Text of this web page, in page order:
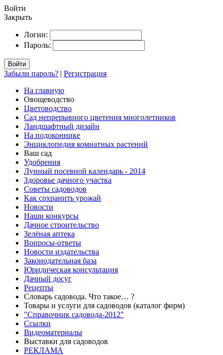
Войти
Закрыть
Логин:
Пароль:
Войти
Забыли пароль? | Регистрация
На главную
Овощеводство
Цветоводство
Сад непрерывного цветения многолетников
Ландшафтный дизайн
На подоконнике
Энциклопедия комнатных растений
Ваш сад
Удобрения
Лунный посевной календарь - 2014
Здоровье дачного участка
Советы садоводов
Как сохранить урожай
Новости
Наши конкурсы
Дачное строительство
Зелёная аптека
Вопросы-ответы
Новости издательства
Законодательная база
Юридическая консультация
Дачный досуг
Рецепты
Словарь садовода. Что такое… ?
Товары и услуги для садоводов (каталог фирм)
"Справочник садовода-2012"
Ссылки
Видеоматериалы
Выставки для садоводов
РЕКЛАМА